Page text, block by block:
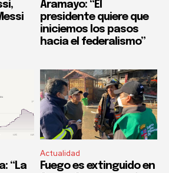
Aramayo: “El
presidente quiere que
iniciemos los pasos
hacia el federalismo”
“La
Actualidad
Fuego es extinguido en